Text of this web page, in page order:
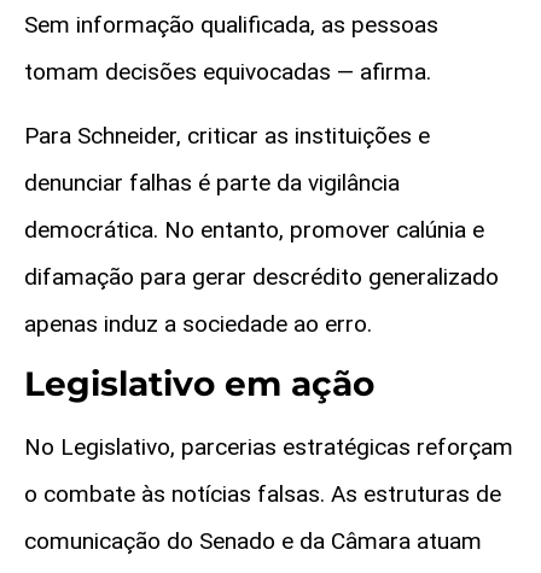
Sem informação qualificada, as pessoas
tomam decisões equivocadas — afirma.
Para Schneider, criticar as instituições e
denunciar falhas é parte da vigilância
democrática. No entanto, promover calúnia e
difamação para gerar descrédito generalizado
apenas induz a sociedade ao erro.
Legislativo em ação
No Legislativo, parcerias estratégicas reforçam
o combate às notícias falsas. As estruturas de
comunicação do Senado e da Câmara atuam